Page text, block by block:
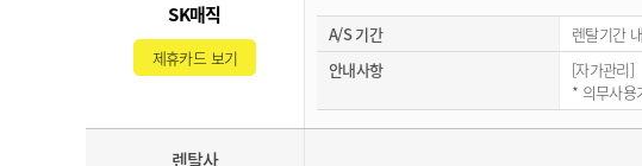
SK매직
제휴카드 보기
A/S 기간
렌탈기간
안내사항
[자가관리]
* 의무사용
렌탈사